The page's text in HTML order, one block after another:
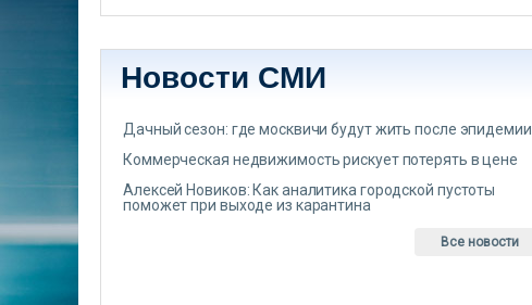
Новости СМИ
Дачный сезон: где москвичи будут жить после эпидемии
Коммерческая недвижимость рискует потерять в цене
Алексей Новиков: Как аналитика городской пустоты
поможет при выходе из карантина
Все новости